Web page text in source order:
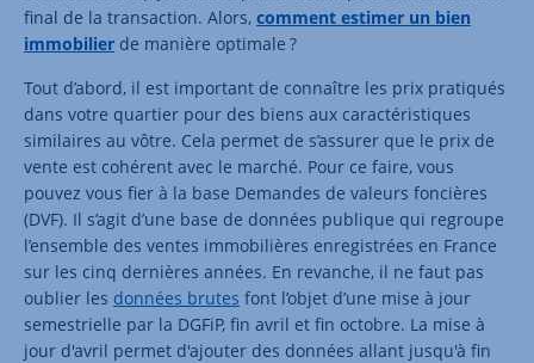
final de la transaction. Alors, comment estimer un bien
immobilier de manière optimale ?
Tout d’abord, il est important de connaître les prix pratiqués
dans votre quartier pour des biens aux caractéristiques
similaires au vôtre. Cela permet de s’assurer que le prix de
vente est cohérent avec le marché. Pour ce faire, vous
pouvez vous fier à la base Demandes de valeurs foncières
(DVF). Il s’agit d’une base de données publique qui regroupe
l’ensemble des ventes immobilières enregistrées en France
sur les cinq dernières années. En revanche, il ne faut pas
oublier les données brutes font l’objet d’une mise à jour
semestrielle par la DGFiP, fin avril et fin octobre. La mise à
jour d'avril permet d'ajouter des données allant jusqu'à fin